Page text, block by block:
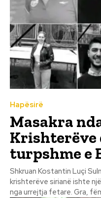
Hapësirë
Masakra
Krishterëve
turpshme e
Shkruan Kostantin Luçi Sulmi i fundit në Damask ndaj të
krishterëve sirianë ishte
nga urrejtja fetare. Gra,